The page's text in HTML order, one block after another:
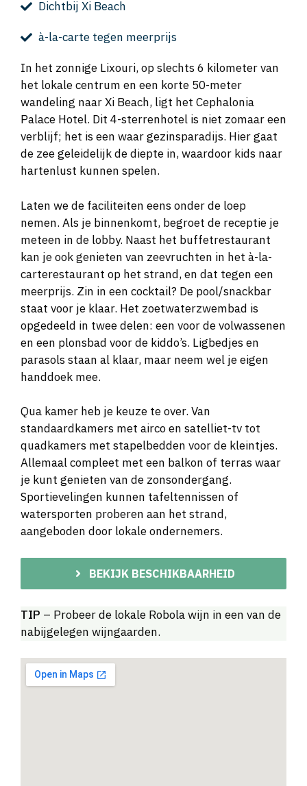
Dichtbij Xi Beach
à-la-carte tegen meerprijs
In het zonnige Lixouri, op slechts 6 kilometer van
het lokale centrum en een korte 50-meter
wandeling naar Xi Beach, ligt het Cephalonia
Palace Hotel. Dit 4-sterrenhotel is niet zomaar een
verblijf; het is een waar gezinsparadijs. Hier gaat
de zee geleidelijk de diepte in, waardoor kids naar
hartenlust kunnen spelen.
Laten we de faciliteiten eens onder de loep
nemen. Als je binnenkomt, begroet de receptie je
meteen in de lobby. Naast het buffetrestaurant
kan je ook genieten van zeevruchten in het à-la-
carterestaurant op het strand, en dat tegen een
meerprijs. Zin in een cocktail? De pool/snackbar
staat voor je klaar. Het zoetwaterzwembad is
opgedeeld in twee delen: een voor de volwassenen
en een plonsbad voor de kiddo’s. Ligbedjes en
parasols staan al klaar, maar neem wel je eigen
handdoek mee.
Qua kamer heb je keuze te over. Van
standaardkamers met airco en satelliet-tv tot
quadkamers met stapelbedden voor de kleintjes.
Allemaal compleet met een balkon of terras waar
je kunt genieten van de zonsondergang.
Sportievelingen kunnen tafeltennissen of
watersporten proberen aan het strand,
aangeboden door lokale ondernemers.
BEKIJK BESCHIKBAARHEID
TIP – Probeer de lokale Robola wijn in een van de
nabijgelegen wijngaarden.